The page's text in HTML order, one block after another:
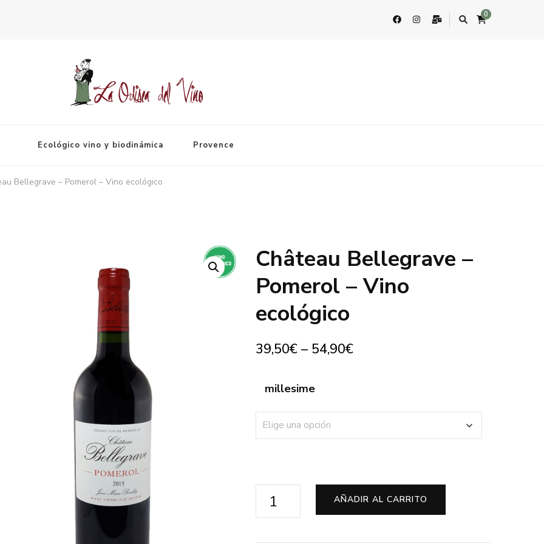
0
Ecológico vino y biodinámica Provence
Bellegrave – Pomerol – Vino ecológico
🔍
Château Bellegrave –
Pomerol – Vino
ecológico
39,50€– 54,90€
millesime
Château
AÑADIR AL CARRITO